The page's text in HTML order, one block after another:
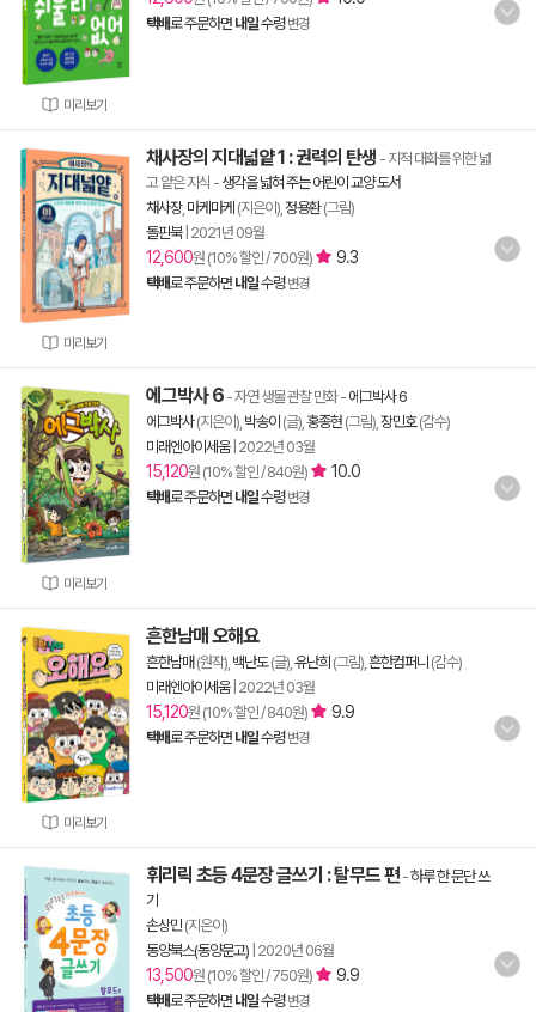
미리보기
택배로 주문하면 내일수령 변경
미리보기
채사장의 지대넓얕 1 : 권력의 탄생 - 지적 대화를 위한 넓
고 얕은 지식 - 생각을 넓혀 주는 어린이 교양 도서
채사장, 마케마케 (지은이), 정용환(그림)
돌핀북| 2021년 09월
12,600원 (10% 할인 / 700원) 9.3
택배로 주문하면 내일수령 변경
미리보기
에그박사 6 - 자연 생물 관찰 만화- 에그박사 6
에그박사(지은이), 박송이 (글), 홍종현 (그림), 장민호(감수)
미래엔아이세움| 2022년 03월
15,120원 (10% 할인 / 840원) 10.0
택배로 주문하면 내일수령 변경
미리보기
흔한남매 오해요
흔한남매 (원작), 백난도(글), 유난희 (그림), 흔한컴퍼니 (감수)
미래엔아이세움| 2022년 03월
15,120원 (10% 할인 / 840원) 9.9
택배로 주문하면 내일수령 변경
휘리릭 초등 4문장 글쓰기 : 탈무드 편 -하루 한 문단 쓰
기
손상민(지은이)
동양북스(동양문고) 2020년 06월
13,500원 (10% 할인 / 750원) 9.9
택배로 주문하면 내일수령 변경